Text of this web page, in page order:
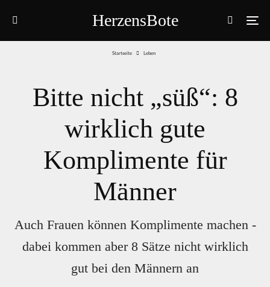
HerzensBote
Startseite Leben
Bitte nicht „süß“: 8
wirklich gute
Komplimente für
Männer
Auch Frauen können Komplimente machen -
dabei kommen aber 8 Sätze nicht wirklich
gut bei den Männern an